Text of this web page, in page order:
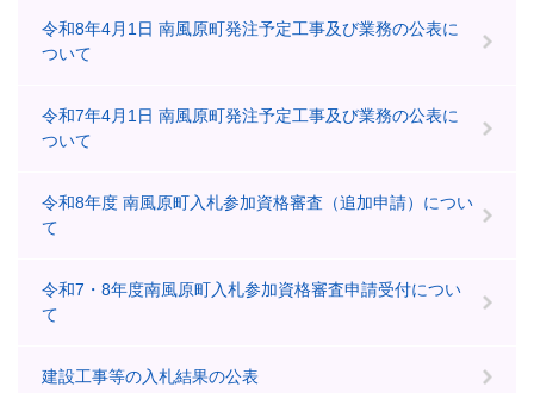
令和8年4月1日 南風原町発注予定工事及び業務の公表に
ついて
令和7年4月1日 南風原町発注予定工事及び業務の公表に
ついて
令和8年度 南風原町入札参加資格審査（追加申請）につい
て
令和7・8年度南風原町入札参加資格審査申請受付につい
て
建設工事等の入札結果の公表